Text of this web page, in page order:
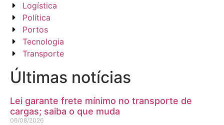
Logística
Política
Portos
Tecnologia
Transporte
Últimas notícias
Lei garante frete mínimo no transporte de
cargas; saiba o que muda
06/08/2026